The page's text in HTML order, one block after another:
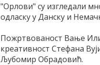
"Орлови" су изгледали
одласку у Данску и
Пожртвованост Вање
креативност Стефана
Љубомир Обрадовић.